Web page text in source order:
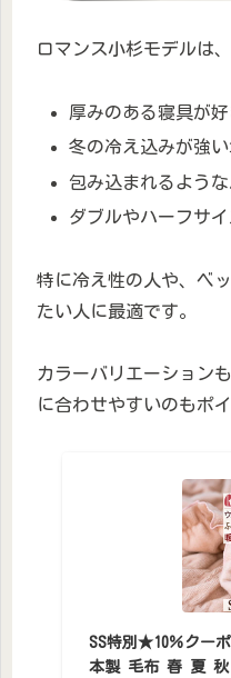
ロマンス小杉モデルは
厚みのある寝具が好
冬の冷え込みが強
包み込まれるよう
ダブルやハーフサ
特に冷え性の人や、ベ
たい人に最適です。
カラーバリエーション
に合わせやすいのもポ
SS特別★10％クー
本製 毛布 春 夏